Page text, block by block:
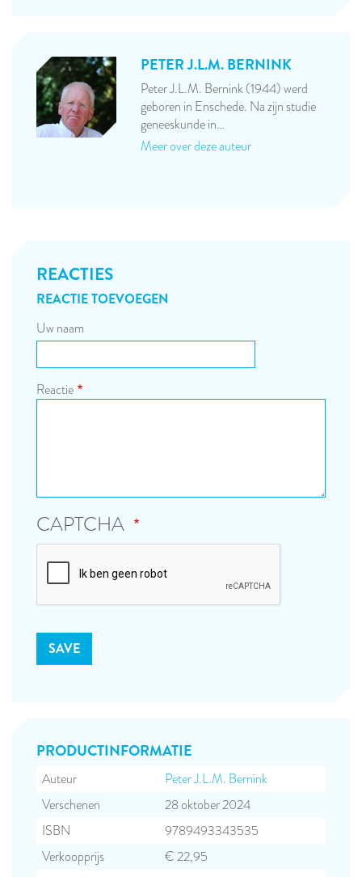
PETER J.L.M. BERNINK
Peter J.L.M. Bernink (1944) werd
geboren in Enschede. Na zijn studie
geneeskunde in…
Meer over deze auteur
REACTIES
REACTIE TOEVOEGEN
Uw naam
Reactie
CAPTCHA
PRODUCT­INFORMATIE
Auteur
Peter J.L.M. Bernink
Verschenen
28 oktober 2024
ISBN
9789493343535
Verkoopprijs
€ 22,95